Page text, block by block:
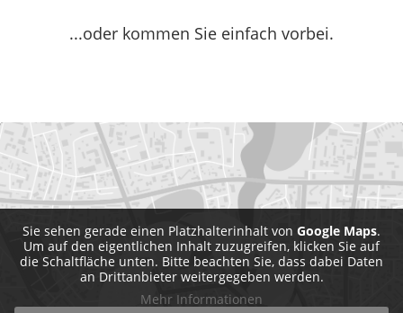
...oder kommen Sie einfach vorbei.
Sie sehen gerade einen Platzhalterinhalt von Google Maps.
Um auf den eigentlichen Inhalt zuzugreifen, klicken Sie auf
die Schaltfläche unten. Bitte beachten Sie, dass dabei Daten
an Drittanbieter weitergegeben werden.
Mehr Informationen